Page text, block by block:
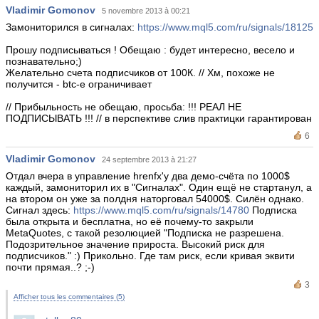
Vladimir Gomonov 5 novembre 2013 à 00:21
Замониторился в сигналах: https://www.mql5.com/ru/signals/18125
Прошу подписываться ! Обещаю : будет интересно, весело и
познавательно;)
Желательно счета подписчиков от 100К. // Хм, похоже не
получится - btc-e ограничивает
// Прибыльность не обещаю, просьба: !!! РЕАЛ НЕ
ПОДПИСЫВАТЬ !!! // в перспективе слив практицки гарантирован
6
Vladimir Gomonov 24 septembre 2013 à 21:27
Отдал вчера в управление hrenfx'у два демо-счёта по 1000$
каждый, замониторил их в "Сигналах". Один ещё не стартанул, а
на втором он уже за полдня наторговал 54000$. Силён однако.
Сигнал здесь: https://www.mql5.com/ru/signals/14780 Подписка
была открыта и бесплатна, но её почему-то закрыли
MetaQuotes, с такой резолюцией "Подписка не разрешена.
Подозрительное значение прироста. Высокий риск для
подписчиков." :) Прикольно. Где там риск, если кривая эквити
почти прямая..? ;-)
3
Afficher tous les commentaires (5)